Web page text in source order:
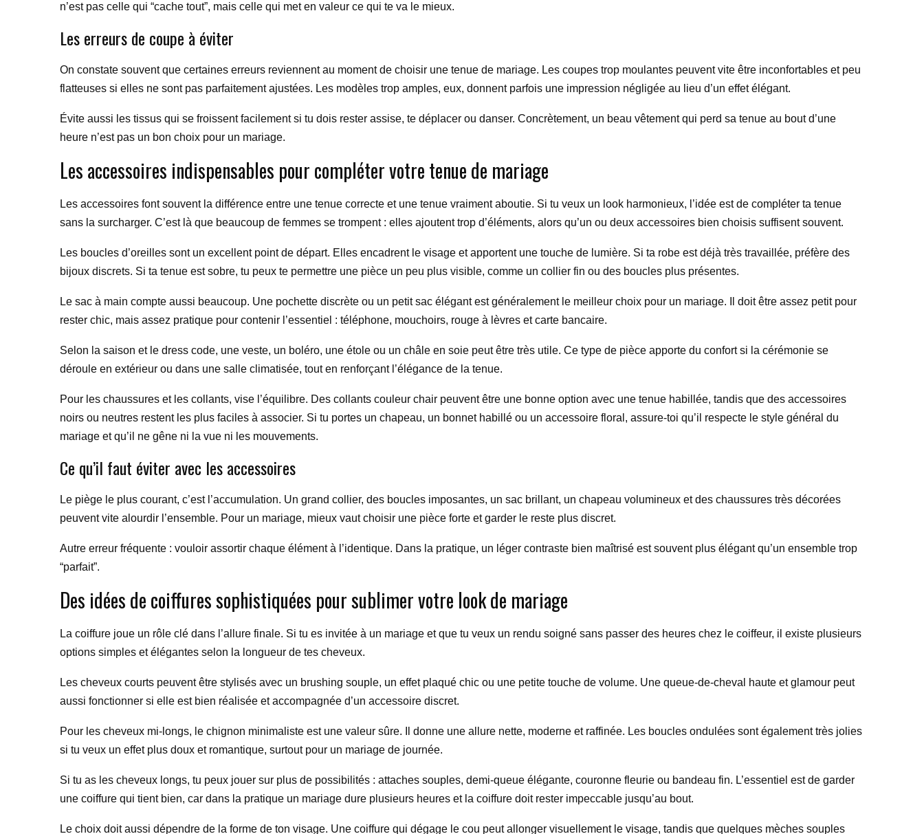
n’est pas celle qui “cache tout”, mais celle qui met en valeur ce qui te va le mieux.
Les erreurs de coupe à éviter
On constate souvent que certaines erreurs reviennent au moment de choisir une tenue de mariage. Les coupes trop moulantes peuvent vite être inconfortables et peu
flatteuses si elles ne sont pas parfaitement ajustées. Les modèles trop amples, eux, donnent parfois une impression négligée au lieu d’un effet élégant.
Évite aussi les tissus qui se froissent facilement si tu dois rester assise, te déplacer ou danser. Concrètement, un beau vêtement qui perd sa tenue au bout d’une
heure n’est pas un bon choix pour un mariage.
Les accessoires indispensables pour compléter votre tenue de mariage
Les accessoires font souvent la différence entre une tenue correcte et une tenue vraiment aboutie. Si tu veux un look harmonieux, l’idée est de compléter ta tenue
sans la surcharger. C’est là que beaucoup de femmes se trompent : elles ajoutent trop d’éléments, alors qu’un ou deux accessoires bien choisis suffisent souvent.
Les boucles d’oreilles sont un excellent point de départ. Elles encadrent le visage et apportent une touche de lumière. Si ta robe est déjà très travaillée, préfère des
bijoux discrets. Si ta tenue est sobre, tu peux te permettre une pièce un peu plus visible, comme un collier fin ou des boucles plus présentes.
Le sac à main compte aussi beaucoup. Une pochette discrète ou un petit sac élégant est généralement le meilleur choix pour un mariage. Il doit être assez petit pour
rester chic, mais assez pratique pour contenir l’essentiel : téléphone, mouchoirs, rouge à lèvres et carte bancaire.
Selon la saison et le dress code, une veste, un boléro, une étole ou un châle en soie peut être très utile. Ce type de pièce apporte du confort si la cérémonie se
déroule en extérieur ou dans une salle climatisée, tout en renforçant l’élégance de la tenue.
Pour les chaussures et les collants, vise l’équilibre. Des collants couleur chair peuvent être une bonne option avec une tenue habillée, tandis que des accessoires
noirs ou neutres restent les plus faciles à associer. Si tu portes un chapeau, un bonnet habillé ou un accessoire floral, assure-toi qu’il respecte le style général du
mariage et qu’il ne gêne ni la vue ni les mouvements.
Ce qu’il faut éviter avec les accessoires
Le piège le plus courant, c’est l’accumulation. Un grand collier, des boucles imposantes, un sac brillant, un chapeau volumineux et des chaussures très décorées
peuvent vite alourdir l’ensemble. Pour un mariage, mieux vaut choisir une pièce forte et garder le reste plus discret.
Autre erreur fréquente : vouloir assortir chaque élément à l’identique. Dans la pratique, un léger contraste bien maîtrisé est souvent plus élégant qu’un ensemble trop
“parfait”.
Des idées de coiffures sophistiquées pour sublimer votre look de mariage
La coiffure joue un rôle clé dans l’allure finale. Si tu es invitée à un mariage et que tu veux un rendu soigné sans passer des heures chez le coiffeur, il existe plusieurs
options simples et élégantes selon la longueur de tes cheveux.
Les cheveux courts peuvent être stylisés avec un brushing souple, un effet plaqué chic ou une petite touche de volume. Une queue-de-cheval haute et glamour peut
aussi fonctionner si elle est bien réalisée et accompagnée d’un accessoire discret.
Pour les cheveux mi-longs, le chignon minimaliste est une valeur sûre. Il donne une allure nette, moderne et raffinée. Les boucles ondulées sont également très jolies
si tu veux un effet plus doux et romantique, surtout pour un mariage de journée.
Si tu as les cheveux longs, tu peux jouer sur plus de possibilités : attaches souples, demi-queue élégante, couronne fleurie ou bandeau fin. L’essentiel est de garder
une coiffure qui tient bien, car dans la pratique un mariage dure plusieurs heures et la coiffure doit rester impeccable jusqu’au bout.
Le choix doit aussi dépendre de la forme de ton visage. Une coiffure qui dégage le cou peut allonger visuellement le visage, tandis que quelques mèches souples